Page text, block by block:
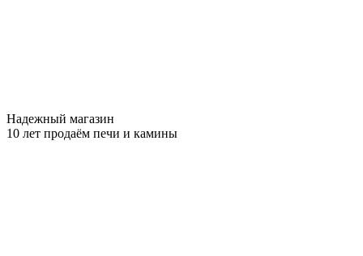
Надежный магазин
10 лет продаём печи и камины